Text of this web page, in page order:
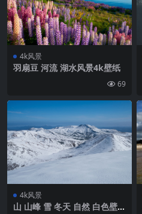
4k风景
羽扇豆 河流 湖水风景4k壁纸
69
4k风景
山 山峰 雪 冬天 自然 白色壁纸